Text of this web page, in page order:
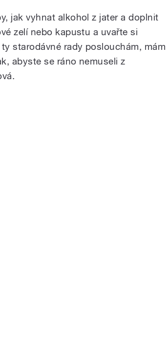
jak vyhnat alkohol z jater a doplnit
zelí nebo kapustu a uvařte si
starodávné rady poslouchám, mám
abyste se ráno nemuseli z